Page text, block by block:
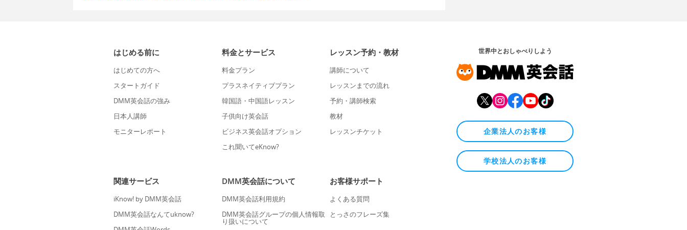
はじめる前に
はじめての方へ
スタートガイド
DMM英会話の強み
日本人講師
モニターレポート
料金とサービス
料金プラン
プラスネイティブプラン
韓国語・中国語レッスン
子供向け英会話
ビジネス英会話オプション
これ聞いてeKnow?
レッスン予約・教材
講師について
レッスンまでの流れ
予約・講師検索
教材
レッスンチケット
関連サービス
iKnow! by DMM英会話
DMM英会話なんてuknow?
DMM英会話について
DMM英会話利用規約
DMM英会話グループの個人情報取
り扱いについて
お客様サポート
よくある質問
とっさのフレーズ集
世界中とおしゃべりしよう
企業法人のお客様
学校法人のお客様